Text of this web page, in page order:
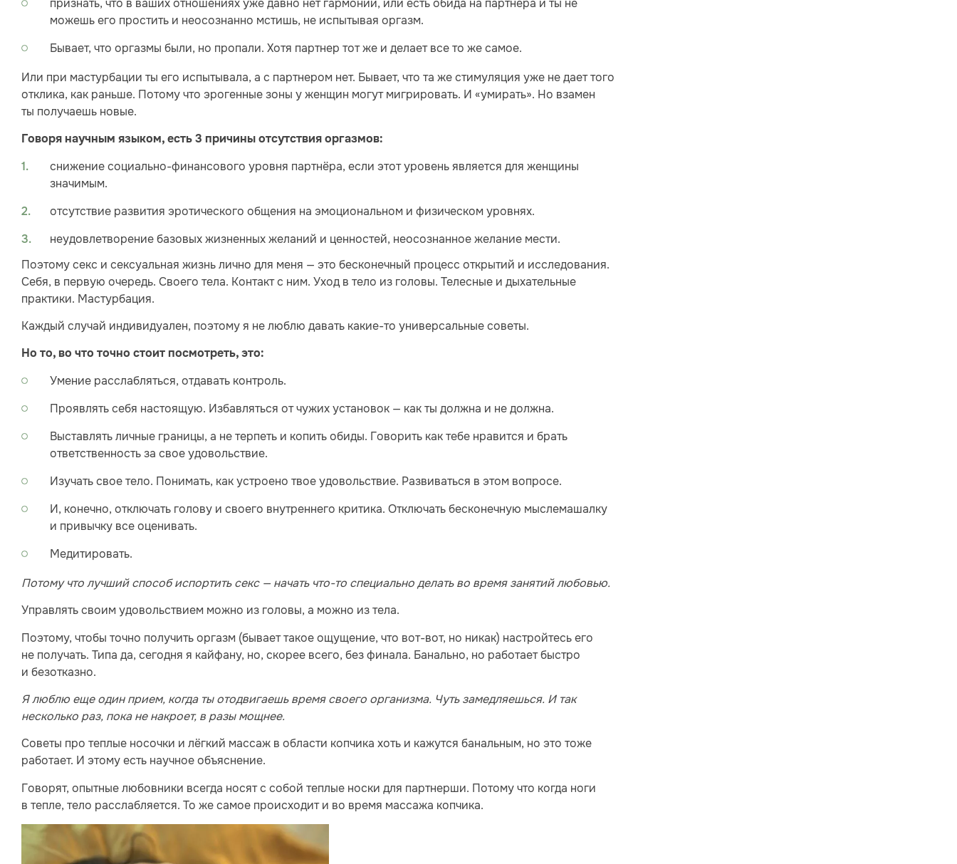
признать, что в ваших отношениях уже давно нет гармонии, или есть обида на партнера и ты не
можешь его простить и неосознанно мстишь, не испытывая оргазм.
Бывает, что оргазмы были, но пропали. Хотя партнер тот же и делает все то же самое.
Или при мастурбации ты его испытывала, а с партнером нет. Бывает, что та же стимуляция уже не дает того
отклика, как раньше. Потому что эрогенные зоны у женщин могут мигрировать. И «умирать». Но взамен
ты получаешь новые.
Говоря научным языком, есть 3 причины отсутствия оргазмов:
снижение социально-финансового уровня партнёра, если этот уровень является для женщины
значимым.
отсутствие развития эротического общения на эмоциональном и физическом уровнях.
неудовлетворение базовых жизненных желаний и ценностей, неосознанное желание мести.
Поэтому секс и сексуальная жизнь лично для меня — это бесконечный процесс открытий и исследования.
Себя, в первую очередь. Своего тела. Контакт с ним. Уход в тело из головы. Телесные и дыхательные
практики. Мастурбация.
Каждый случай индивидуален, поэтому я не люблю давать какие-то универсальные советы.
Но то, во что точно стоит посмотреть, это:
Умение расслабляться, отдавать контроль.
Проявлять себя настоящую. Избавляться от чужих установок — как ты должна и не должна.
Выставлять личные границы, а не терпеть и копить обиды. Говорить как тебе нравится и брать
ответственность за свое удовольствие.
Изучать свое тело. Понимать, как устроено твое удовольствие. Развиваться в этом вопросе.
И, конечно, отключать голову и своего внутреннего критика. Отключать бесконечную мыслемашалку
и привычку все оценивать.
Медитировать.
Потому что лучший способ испортить секс — начать что-то специально делать во время занятий любовью.
Управлять своим удовольствием можно из головы, а можно из тела.
Поэтому, чтобы точно получить оргазм (бывает такое ощущение, что вот-вот, но никак) настройтесь его
не получать. Типа да, сегодня я кайфану, но, скорее всего, без финала. Банально, но работает быстро
и безотказно.
Я люблю еще один прием, когда ты отодвигаешь время своего организма. Чуть замедляешься. И так
несколько раз, пока не накроет, в разы мощнее.
Советы про теплые носочки и лёгкий массаж в области копчика хоть и кажутся банальным, но это тоже
работает. И этому есть научное объяснение.
Говорят, опытные любовники всегда носят с собой теплые носки для партнерши. Потому что когда ноги
в тепле, тело расслабляется. То же самое происходит и во время массажа копчика.